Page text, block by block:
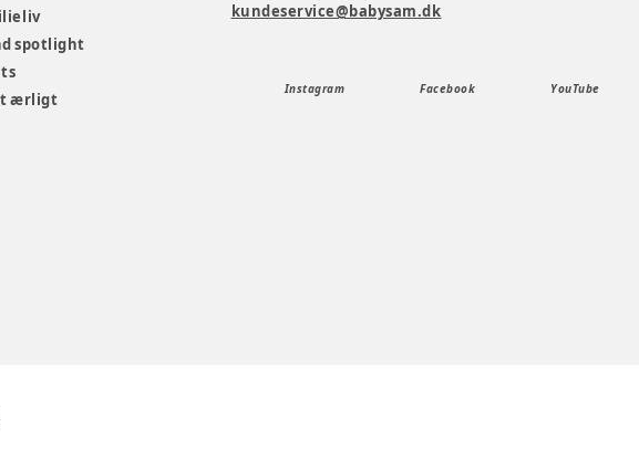
spotlight
ærligt
kundeservice@babysam.dk
Instagram Facebook YouTube